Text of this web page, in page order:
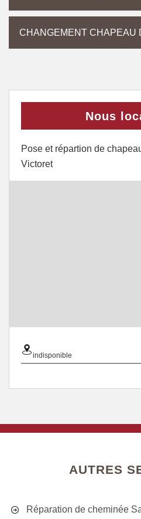
CHANGEMENT CHAPEAU
Nous
Pose et répartion de
Victoret
indisponible
AUTRES
Réparation de cheminée